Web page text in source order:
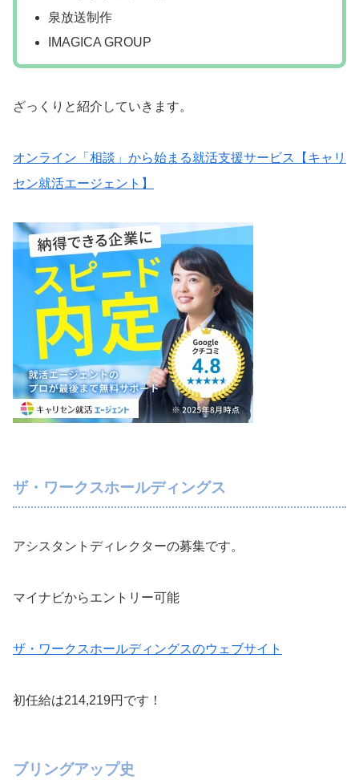
泉放送制作
IMAGICA GROUP
ざっくりと紹介していきます。
オンライン「相談」から始まる就活支援サービス【キャリ
セン就活エージェント】
ザ・ワークスホールディングス
アシスタントディレクターの募集です。
マイナビからエントリー可能
ザ・ワークスホールディングスのウェブサイト
初任給は214,219円です！
ブリングアップ史